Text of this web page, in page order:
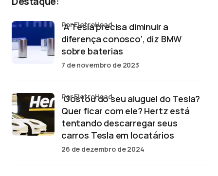
‘A Tesla precisa diminuir a
diferença conosco’, diz BMW
sobre baterias
por EletroHead
7 de novembro de 2023
‘Gostou do seu aluguel do Tesla?
Quer ficar com ele? Hertz está
tentando descarregar seus
carros Tesla em locatários
por EletroHead
26 de dezembro de 2024